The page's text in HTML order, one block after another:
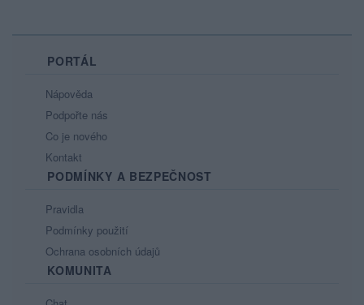
PORTÁL
Nápověda
Podpořte nás
Co je nového
Kontakt
PODMÍNKY A BEZPEČNOST
Pravidla
Podmínky použití
Ochrana osobních údajů
KOMUNITA